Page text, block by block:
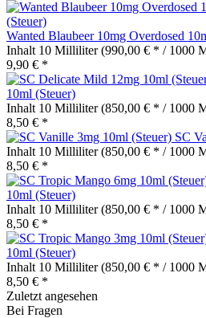
Wanted Blaubeer 10mg Overdosed
Inhalt 10 Milliliter(990,00 € * / 1000
9,90 € *
10ml (Steuer)
Inhalt 10 Milliliter(850,00 € * / 1000
8,50 € *
SC
Inhalt 10 Milliliter(850,00 € * / 1000
8,50 € *
10ml (Steuer)
Inhalt 10 Milliliter(850,00 € * / 1000
8,50 € *
10ml (Steuer)
Inhalt 10 Milliliter(850,00 € * / 1000
8,50 € *
Zuletzt angesehen
Bei Fragen